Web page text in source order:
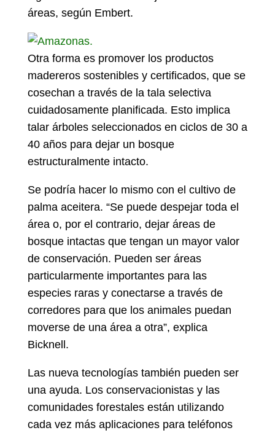
áreas, según Embert.
Otra forma es promover los productos
madereros sostenibles y certificados, que se
cosechan a través de la tala selectiva
cuidadosamente planificada. Esto implica
talar árboles seleccionados en ciclos de 30 a
40 años para dejar un bosque
estructuralmente intacto.
Se podría hacer lo mismo con el cultivo de
palma aceitera. “Se puede despejar toda el
área o, por el contrario, dejar áreas de
bosque intactas que tengan un mayor valor
de conservación. Pueden ser áreas
particularmente importantes para las
especies raras y conectarse a través de
corredores para que los animales puedan
moverse de una área a otra”, explica
Bicknell.
Las nueva tecnologías también pueden ser
una ayuda. Los conservacionistas y las
comunidades forestales están utilizando
cada vez más aplicaciones para teléfonos